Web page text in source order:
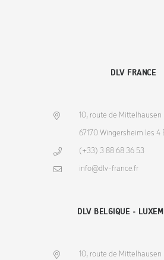
DLV FRANCE
10, route de Mittelhausen
67170 Wingersheim les 4
(+33) 3 88 68 36 53
info@dlv-france.fr
DLV BELGIQUE -
10, route de Mittelhausen